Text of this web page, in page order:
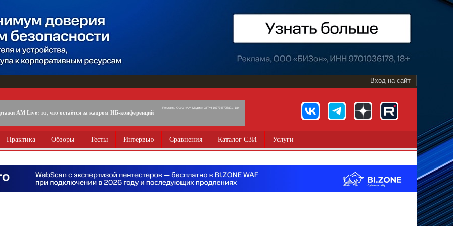
Вход на сайт
AM Live: то, что остаётся за кадром ИБ-конференций
Реклама. ООО «АМ Медиа» ОГРН 1077746725891, 18+
Практика Обзоры Тесты Интервью Сравнения Каталог СЗИ Услуги